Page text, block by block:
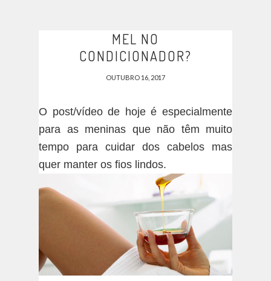
MEL NO
CONDICIONADOR?
OUTUBRO 16, 2017
O post/vídeo de hoje é especialmente
para as meninas que não têm muito
tempo para cuidar dos cabelos mas
quer manter os fios lindos.